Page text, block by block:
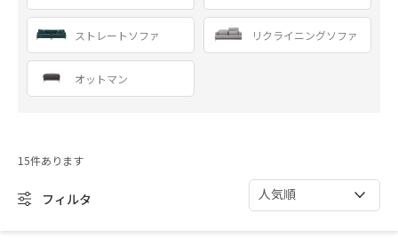
ストレートソファ リクライニングソファ
オットマン
15
フィルタ 人気順